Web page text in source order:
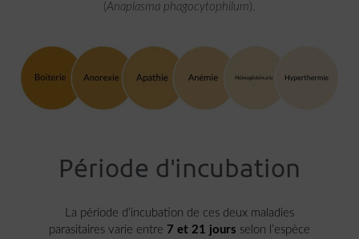
(Anaplasma phagocytophilum).
Période d'incubation
La période d’incubation de ces deux maladies
parasitaires varie entre 7 et 21 jours selon l’espèce